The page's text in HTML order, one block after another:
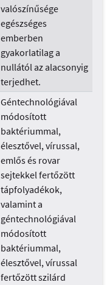
valószínűsége
egészséges
emberben
gyakorlatilag a
nullától az alacsonyig
terjedhet.
Géntechnológiával
módosított
baktériummal,
élesztővel, vírussal,
emlős és rovar
sejtekkel fertőzött
tápfolyadékok,
valamint a
géntechnológiával
módosított
baktériummal,
élesztővel, vírussal
fertőzött szilárd